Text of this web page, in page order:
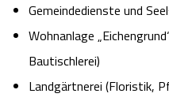
Gemeindedienste und
Wohnanlage
Bautischlerei)
Landgärtnerei (Floristik,